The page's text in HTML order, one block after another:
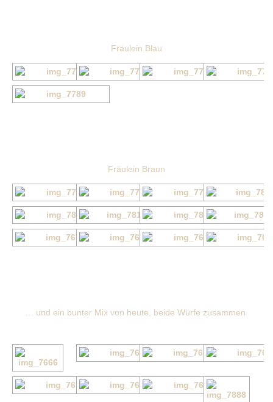
Fräulein Blau
Fräulein Braun
… und ein bunter Mix von heute, beide Würfe zusammen